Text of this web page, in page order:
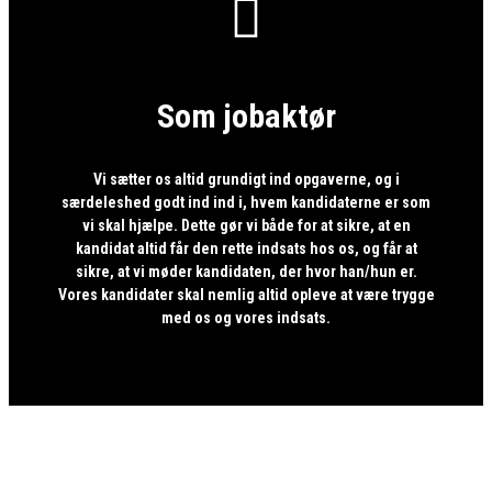

Som jobaktør
Vi sætter os altid grundigt ind opgaverne, og i
særdeleshed godt ind ind i, hvem kandidaterne er som
vi skal hjælpe. Dette gør vi både for at sikre, at en
kandidat altid får den rette indsats hos os, og får at
sikre, at vi møder kandidaten, der hvor han/hun er.
Vores kandidater skal nemlig altid opleve at være trygge
med os og vores indsats.